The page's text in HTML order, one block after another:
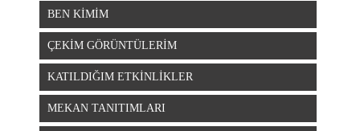
BEN KİMİM
ÇEKİM GÖRÜNTÜLERİM
KATILDIĞIM ETKİNLİKLER
MEKAN TANITIMLARI